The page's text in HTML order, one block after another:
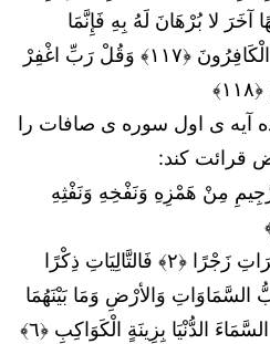
آخَرَ لا بُرْهَانَ لَهُ بِهِ فَإِنَّمَا
حِسَابُهُ عِنْدَ رَبِّهِ إِنَّهُ لا یُفْلِحُ الْکَافِرُونَ ﴿١١٧﴾ وَقُلْ رَبِّ اغْفِرْ
ده آیه ی اول سوره ی صافات را
قرائت کند:
مِنْ هَمْزِهِ وَنَفْخِهِ وَنَفْثِهِ
وَالصَّافَّاتِ صَفًّا ﴿١﴾ فَالزَّاجِرَاتِ زَجْرًا ﴿٢﴾ فَالتَّالِیَاتِ ذِکْرًا
إِلَهَکُمْ لَوَاحِدٌ ﴿٤﴾ رَبُّ السَّمَاوَاتِ وَالأرْضِ وَمَا بَیْنَهُمَا
وَرَبُّ الْمَشَارِقِ ﴿٥﴾ إِنَّا زَیَّنَّا السَّمَاءَ الدُّنْیَا بِزِینَةٍ الْکَوَاکِبِ ﴿٦﴾